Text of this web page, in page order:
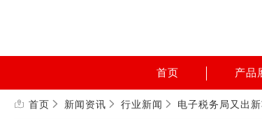
首页 产品
首页 新闻资讯 行业新闻 电子税务局又出